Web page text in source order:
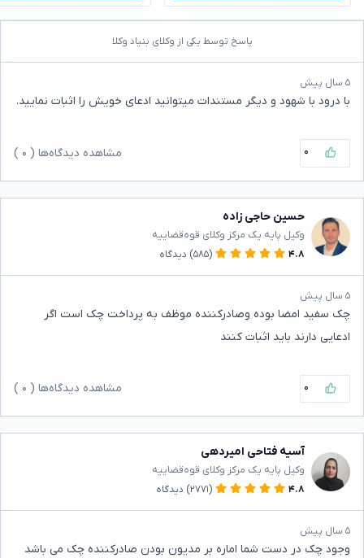
پاسخ توسط یکی از وکلای بنیاد وکلا
۵ سال پیش
با درود با شهود و دیگر مستندات میتوانید ادعای خویش را اثبات نمایید.
۰ مشاهده دیدگاه‌ها ( ۰
حسین حاجی زاده
وکیل پایه یک مرکز وکلای قوه‌قضاییه
۴.۸
(۵۸۵) دیدگاه
۵ سال پیش
چک سفید امضا بوده وصادرکننده موظف به پرداخت چک است اگر
ادعایی دارند باید اثبات کنند
۰ مشاهده دیدگاه‌ها ( ۰
آسیه فتاحی امیردهی
وکیل پایه یک مرکز وکلای قوه‌قضاییه
۴.۸
(۲۷۷۱) دیدگاه
۵ سال پیش
وجود چک در دست شما اماره بر مدیون بودن صادرکننده چک می باشد